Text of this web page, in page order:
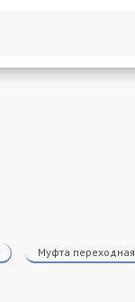
Муфта переходная